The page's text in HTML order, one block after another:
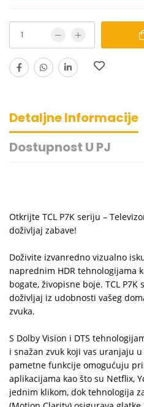
Detaljne Informacije
Dostupnost U PJ
Otkrijte TCL P7K seriju –
doživljaj zabave!
Doživite izvanredno vizualno
naprednim HDR tehnologijama
bogate, živopisne boje. TCL
doživljaj iz udobnosti vašeg
zvuka.
S Dolby Vision i DTS
i snažan zvuk koji vas uranjaju
pametne funkcije omogućuju
aplikacijama kao što su Netflix,
jednim klikom, dok tehnologija